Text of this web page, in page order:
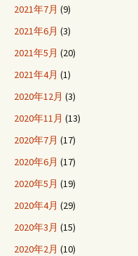
2021年7月 (9)
2021年6月 (3)
2021年5月 (20)
2021年4月 (1)
2020年12月 (3)
2020年11月 (13)
2020年7月 (17)
2020年6月 (17)
2020年5月 (19)
2020年4月 (29)
2020年3月 (15)
2020年2月 (10)